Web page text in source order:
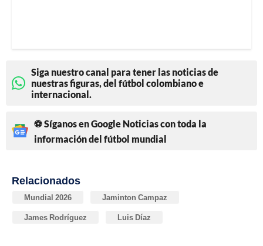
Siga nuestro canal para tener las noticias de
nuestras figuras, del fútbol colombiano e
internacional.
⚽ Síganos en Google Noticias con toda la
información del fútbol mundial
Relacionados
Mundial 2026 Jaminton Campaz
James Rodríguez Luis Díaz